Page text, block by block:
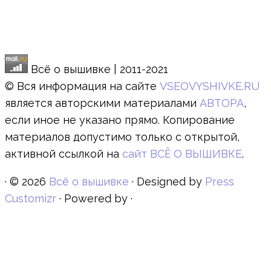
Всё о вышивке | 2011-2021
© Вся информация на сайте VSEOVYSHIVKE.RU
является авторскими материалами АВТОРА,
если иное не указано прямо. Копирование
материалов допустимо только с открытой,
активной ссылкой на сайт ВСЁ О ВЫШИВКЕ.
· © 2026 Всё о вышивке · Designed by Press
Customizr · Powered by ·